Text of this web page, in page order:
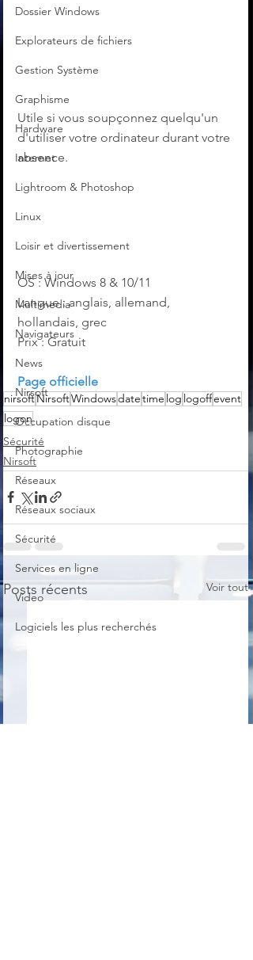
Dossier Windows
Explorateurs de fichiers
Gestion Système
Graphisme
Hardware
Internet
Lightroom & Photoshop
Linux
Loisir et divertissement
Mises à jour
Multimedia
Navigateurs
News
Nirsoft
Occupation disque
Photographie
Réseaux
Réseaux sociaux
Sécurité
Services en ligne
Video
Logiciels les plus recherchés
Utile si vous soupçonnez quelqu'un
d'utiliser votre ordinateur durant votre
absence.
OS : Windows 8 & 10/11
Langue : anglais, allemand,
hollandais, grec
Prix : Gratuit
Page officielle
nirsoftNirsoftWindowsdatetime log logoffevent
logon
Sécurité
Nirsoft
Posts récents Voir tout